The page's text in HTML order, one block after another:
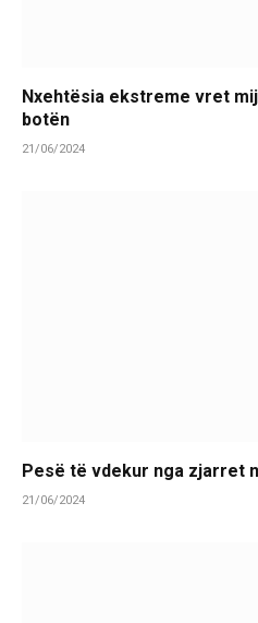
Nxehtësia ekstreme vret
botën
21/06/2024
Pesë të vdekur nga zjarret
21/06/2024